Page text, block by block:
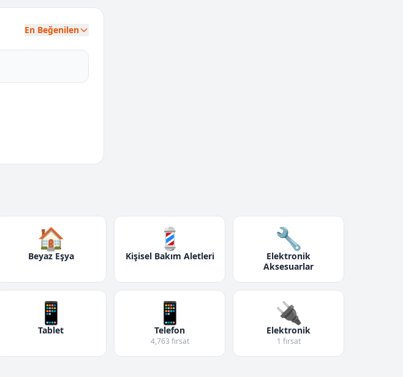
En Beğenilen
🏠
Beyaz Eşya
💈
Kişisel Bakım Aletleri
🔧
Elektronik
Aksesuarlar
📱
Tablet
📱
Telefon
4,763 fırsat
🔌
Elektronik
1 fırsat